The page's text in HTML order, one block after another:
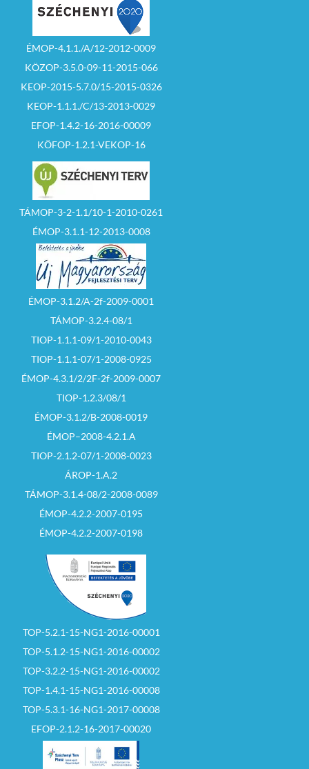
ÉMOP-4.1.1./A/12-2012-0009
KÖZOP-3.5.0-09-11-2015-066
KEOP-2015-5.7.0/15-2015-0326
KEOP-1.1.1./C/13-2013-0029
EFOP-1.4.2-16-2016-00009
KÖFOP-1.2.1-VEKOP-16
TÁMOP-3-2-1.1/10-1-2010-0261
ÉMOP-3.1.1-12-2013-0008
ÉMOP-3.1.2/A-2f-2009-0001
TÁMOP-3.2.4-08/1
TIOP-1.1.1-09/1-2010-0043
TIOP-1.1.1-07/1-2008-0925
ÉMOP-4.3.1/2/2F-2f-2009-0007
TIOP-1.2.3/08/1
ÉMOP-3.1.2/B-2008-0019
ÉMOP–2008-4.2.1.A
TIOP-2.1.2-07/1-2008-0023
ÁROP-1.A.2
TÁMOP-3.1.4-08/2-2008-0089
ÉMOP-4.2.2-2007-0195
ÉMOP-4.2.2-2007-0198
TOP-5.2.1-15-NG1-2016-00001
TOP-5.1.2-15-NG1-2016-00002
TOP-3.2.2-15-NG1-2016-00002
TOP-1.4.1-15-NG1-2016-00008
TOP-5.3.1-16-NG1-2017-00008
EFOP-2.1.2-16-2017-00020